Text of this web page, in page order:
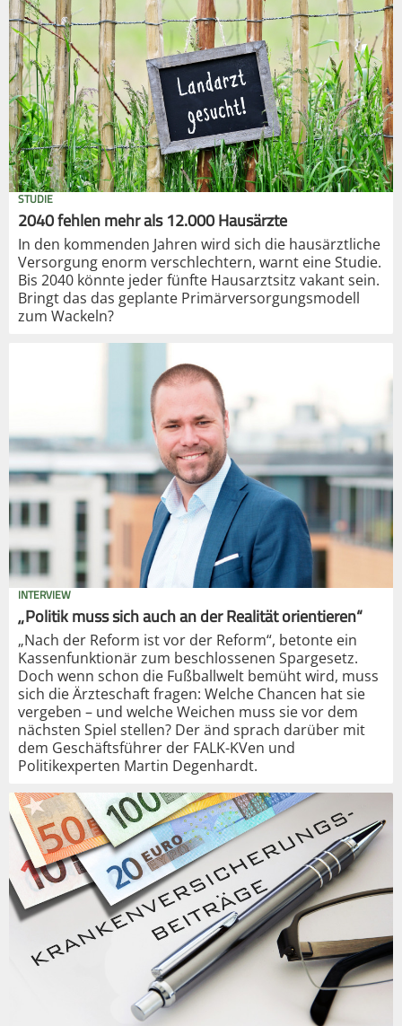
STUDIE
2040 fehlen mehr als 12.000 Hausärzte
In den kommenden Jahren wird sich die hausärztliche
Versorgung enorm verschlechtern, warnt eine Studie.
Bis 2040 könnte jeder fünfte Hausarztsitz vakant sein.
Bringt das das geplante Primärversorgungsmodell
zum Wackeln?
INTERVIEW
„Politik muss sich auch an der Realität orientieren“
„Nach der Reform ist vor der Reform“, betonte ein
Kassenfunktionär zum beschlossenen Spargesetz.
Doch wenn schon die Fußballwelt bemüht wird, muss
sich die Ärzteschaft fragen: Welche Chancen hat sie
vergeben – und welche Weichen muss sie vor dem
nächsten Spiel stellen? Der änd sprach darüber mit
dem Geschäftsführer der FALK-KVen und
Politikexperten Martin Degenhardt.